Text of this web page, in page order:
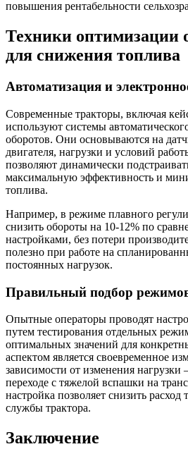
повышения рентабельности
Техники оптимизации
для снижения топлива
Автоматизация и
Современные тракторы, включая
используют системы
оборотов. Они основываются на
двигателя, нагрузки и условий
позволяют динамически
максимальную эффективность и
топлива.
Например, в режиме плавного
снизить обороты на 10-12% по
настройками, без потери
полезно при работе на
постоянных нагрузок.
Правильный подбор
Опытные операторы проводят
путем тестирования отдельных
оптимальных значений для
аспектом является своевременное
зависимости от изменения
переходе с тяжелой вспашки на
настройка позволяет снизить
службы трактора.
Заключение